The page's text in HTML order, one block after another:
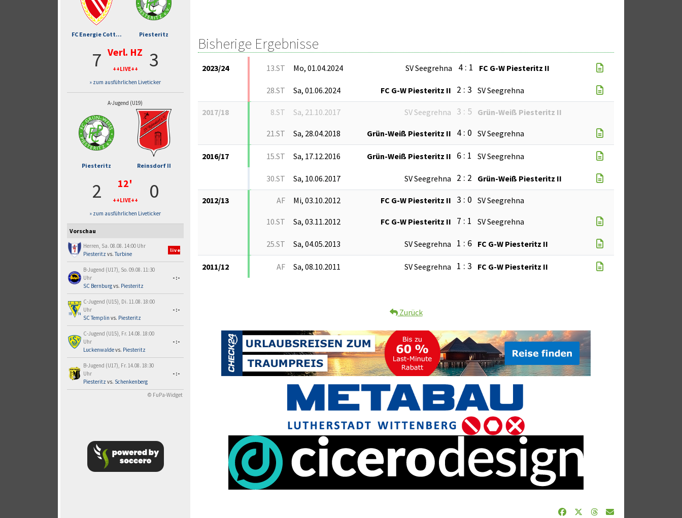
FC Energie Cott... Piesteritz
7 Verl. HZ
++LIVE++ 3
» zum ausführlichen Liveticker
A-Jugend (U19)
Piesteritz Reinsdorf II
2 12'
++LIVE++ 0
» zum ausführlichen Liveticker
Vorschau
Herren, Sa. 08.08. 14:00 Uhr
Piesteritz vs.Turbine
live
B-Jugend (U17), So. 09.08. 11:30
Uhr
SC Bernburgvs. Piesteritz
-:-
C-Jugend (U15), Di. 11.08. 18:00
Uhr
SC Templin vs. Piesteritz
-:-
C-Jugend (U15), Fr. 14.08. 18:00
Uhr
Luckenwaldevs. Piesteritz
-:-
B-Jugend (U17), Fr. 14.08. 18:30
Uhr
Piesteritz vs. Schenkenberg
-:-
© FuPa-Widget
Bisherige Ergebnisse
2023/24 13.ST Mo, 01.04.2024 SV Seegrehna 4 : 1 FC G-W Piesteritz II
28.ST Sa, 01.06.2024 FC G-W Piesteritz II 2 : 3 SV Seegrehna
2017/18 8.ST Sa, 21.10.2017 SV Seegrehna 3 : 5 Grün-Weiß Piesteritz II
21.ST Sa, 28.04.2018 Grün-Weiß Piesteritz II 4 : 0 SV Seegrehna
2016/17 15.ST Sa, 17.12.2016 Grün-Weiß Piesteritz II 6 : 1 SV Seegrehna
30.ST Sa, 10.06.2017 SV Seegrehna 2 : 2 Grün-Weiß Piesteritz II
2012/13 AF Mi, 03.10.2012 FC G-W Piesteritz II 3 : 0 SV Seegrehna
10.ST Sa, 03.11.2012 FC G-W Piesteritz II 7 : 1 SV Seegrehna
25.ST Sa, 04.05.2013 SV Seegrehna 1 : 6 FC G-W Piesteritz II
2011/12 AF Sa, 08.10.2011 SV Seegrehna 1 : 3 FC G-W Piesteritz II
Zurück